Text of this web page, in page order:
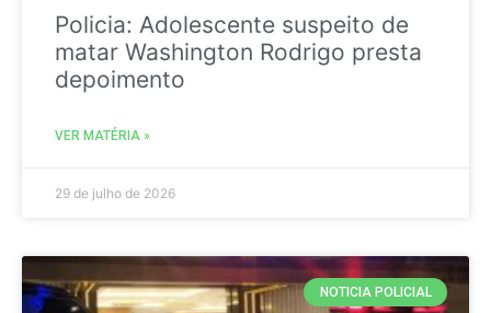
Policia: Adolescente suspeito de
matar Washington Rodrigo presta
depoimento
VER MATÉRIA »
29 de julho de 2026
NOTICIA POLICIAL